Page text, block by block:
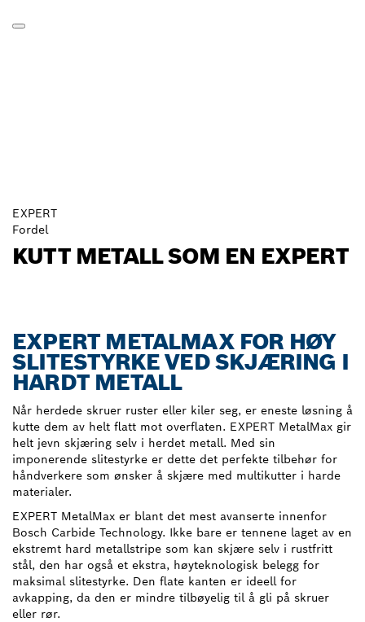
EXPERT
Fordel
KUTT METALL SOM EN EXPERT
EXPERT METALMAX FOR HØY
SLITESTYRKE VED SKJÆRING I
HARDT METALL
Når herdede skruer ruster eller kiler seg, er eneste løsning å
kutte dem av helt flatt mot overflaten. EXPERT MetalMax gir
helt jevn skjæring selv i herdet metall. Med sin
imponerende slitestyrke er dette det perfekte tilbehør for
håndverkere som ønsker å skjære med multikutter i harde
materialer.
EXPERT MetalMax er blant det mest avanserte innenfor
Bosch Carbide Technology. Ikke bare er tennene laget av en
ekstremt hard metallstripe som kan skjære selv i rustfritt
stål, den har også et ekstra, høyteknologisk belegg for
maksimal slitestyrke. Den flate kanten er ideell for
avkapping, da den er mindre tilbøyelig til å gli på skruer
eller rør.